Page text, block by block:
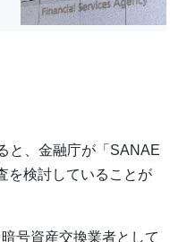
と、金融庁が「SANAE
を検討していることが
号資産交換業者として